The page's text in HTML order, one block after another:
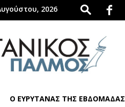
2026
Ο ΕΥΡΥΤΑΝΑΣ ΤΗΣ ΕΒΔΟΜΑΔΑΣ